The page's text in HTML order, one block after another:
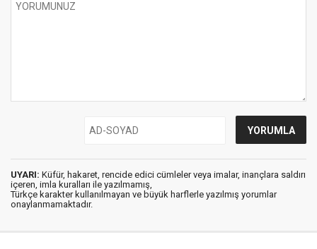
UYARI: Küfür, hakaret, rencide edici cümleler veya imalar, inançlara saldırı
içeren, imla kuralları ile yazılmamış,
Türkçe karakter kullanılmayan ve büyük harflerle yazılmış yorumlar
onaylanmamaktadır.